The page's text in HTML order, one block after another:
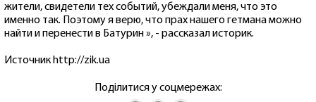
жители, свидетели тех событий, убеждали меня, что это
именно так. Поэтому я верю, что прах нашего гетмана можно
найти и перенести в Батурин », - рассказал историк.
Источник http://zik.ua
Поділитися у соцмережах: